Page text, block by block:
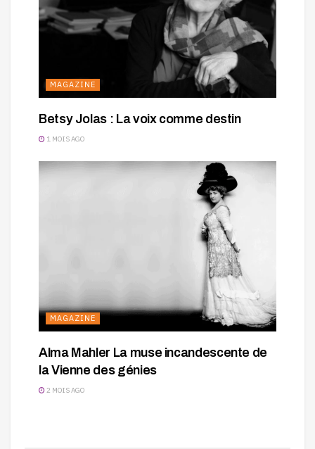
MAGAZINE
Betsy Jolas : La voix comme destin
1 MOIS AGO
MAGAZINE
Alma Mahler La muse incandescente de
la Vienne des génies
2 MOIS AGO